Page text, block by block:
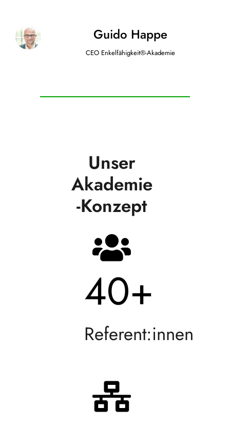
Guido Happe
CEO Enkelfähigkeit®-Akademie
Unser
Akademie
-Konzept
40+
Referent:innen